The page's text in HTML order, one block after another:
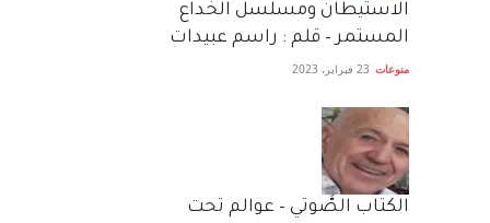
الاستيطان ومسلسل الخداع
المستمر – قلم : راسم عبيدات
منوعات 23 فبراير، 2023
الكتاب الصَّوتي – عوالم تحت